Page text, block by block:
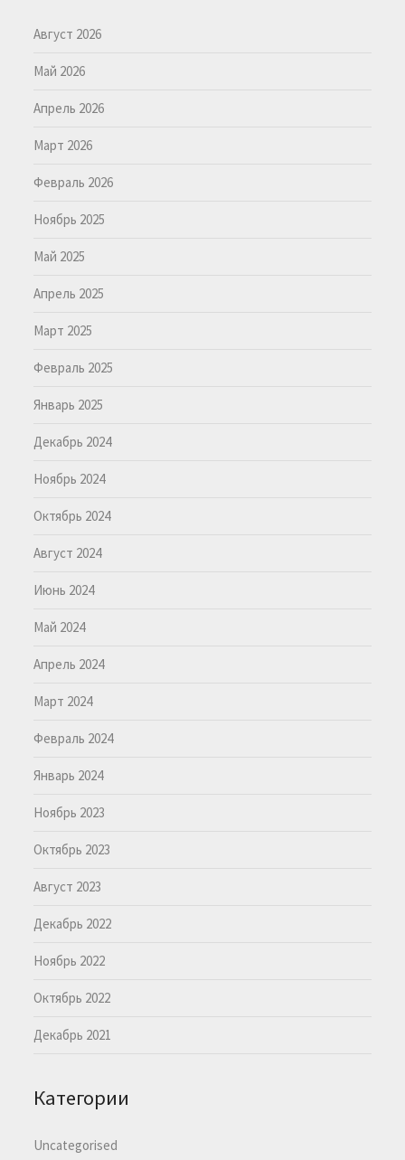
Август 2026
Май 2026
Апрель 2026
Март 2026
Февраль 2026
Ноябрь 2025
Май 2025
Апрель 2025
Март 2025
Февраль 2025
Январь 2025
Декабрь 2024
Ноябрь 2024
Октябрь 2024
Август 2024
Июнь 2024
Май 2024
Апрель 2024
Март 2024
Февраль 2024
Январь 2024
Ноябрь 2023
Октябрь 2023
Август 2023
Декабрь 2022
Ноябрь 2022
Октябрь 2022
Декабрь 2021
Категории
Uncategorised